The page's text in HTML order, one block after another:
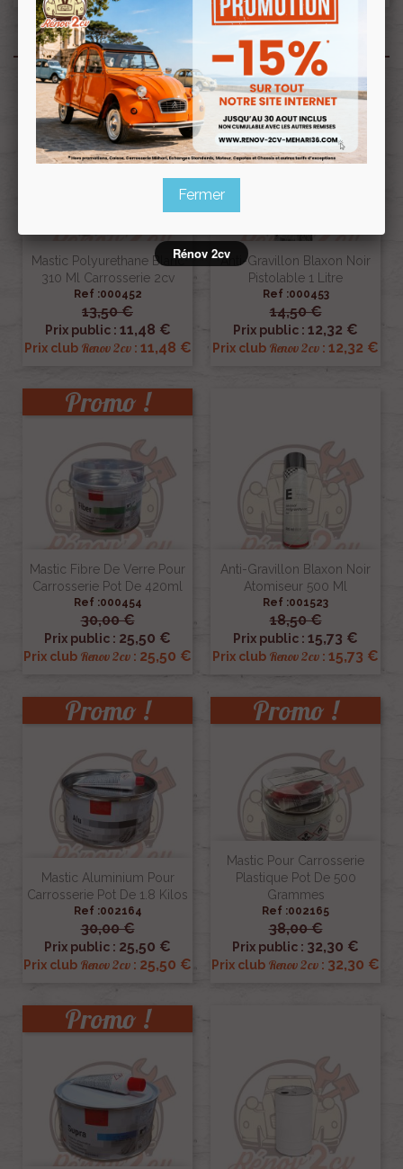
Produits associés
Mastic Polyurethane Blanc
310 Ml Carrosserie 2cv
Ref :000452
13,50 €
Prix public : 11,48 €
Prix club Renov 2cv: 11,48 €
Anti-Gravillon Blaxon Noir
Pistolable 1 Litre
Ref :000453
14,50 €
Prix public : 12,32 €
Prix club Renov 2cv : 12,32 €
Mastic Fibre De Verre Pour
Carrosserie Pot De 420ml
Ref :000454
30,00 €
Prix public : 25,50 €
Prix club Renov 2cv : 25,50 €
Promo !
Anti-Gravillon Blaxon Noir
Atomiseur 500 Ml
Ref :001523
18,50 €
Prix public : 15,73 €
Prix club Renov 2cv : 15,73 €
Mastic Aluminium Pour
Carrosserie Pot De 1.8 Kilos
Ref :002164
30,00 €
Prix public : 25,50 €
Prix club Renov 2cv : 25,50 €
Promo !
Mastic Pour Carrosserie
Plastique Pot De 500
Grammes
Ref :002165
38,00 €
Prix public : 32,30 €
Prix club Renov 2cv : 32,30 €
Promo !
Promo !
Fermer
Rénov 2cv